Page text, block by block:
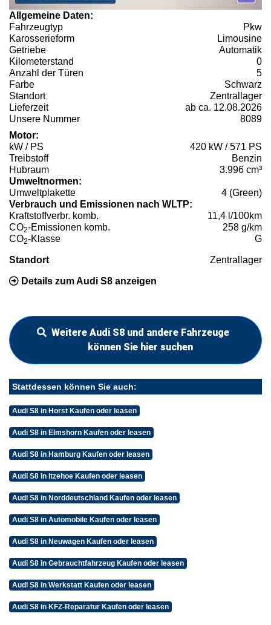
Allgemeine Daten:
Fahrzeugtyp
Pkw
Karosserieform
Limousine
Getriebe
Automatik
Kilometerstand
0
Anzahl der Türen
5
Farbe
Schwarz
Standort
Zentrallager
Lieferzeit
ab ca. 12.08.2026
Unsere Nummer
8089
Motor:
kW / PS
420 kW / 571 PS
Treibstoff
Benzin
Hubraum
3.996 cm³
Umweltnormen:
Umweltplakette
4 (Green)
Verbrauch und Emissionen nach WLTP:
Kraftstoffverbr. komb.
11,4 l/100km
CO2-Emissionen komb.
258 g/km
CO2-Klasse G
Standort Zentrallager
Details zum Audi S8 anzeigen
Weitere Audi S8 und andere Fahrzeuge
können Sie hier suchen
Stattdessen können Sie auch:
Audi S8 in Horst Kaufen oder leasen
Audi S8 in Elmshorn Kaufen oder leasen
Audi S8 in Hamburg Kaufen oder leasen
Audi S8 in Itzehoe Kaufen oder leasen
Audi S8 in Norddeutschland Kaufen oder leasen
Audi S8 in Automobile Kaufen oder leasen
Audi S8 in Neuwagen Kaufen oder leasen
Audi S8 in Gebrauchtfahrzeug Kaufen oder leasen
Audi S8 in Werkstatt Kaufen oder leasen
Audi S8 in KFZ-Reparatur Kaufen oder leasen